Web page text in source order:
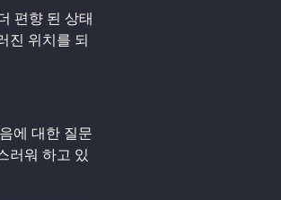
편향 된 상태
진 위치를 되
에 대한 질문
러워 하고 있